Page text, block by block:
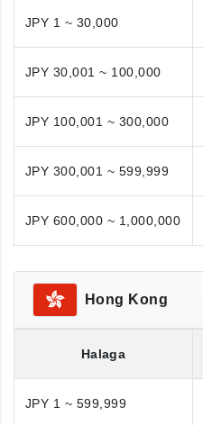
JPY 1 ~ 30,000
JPY 30,001 ~ 100,000
JPY 100,001 ~ 300,000
JPY 300,001 ~ 599,999
JPY 600,000 ~ 1,000,000
Hong Kong
Halaga
JPY 1 ~ 599,999